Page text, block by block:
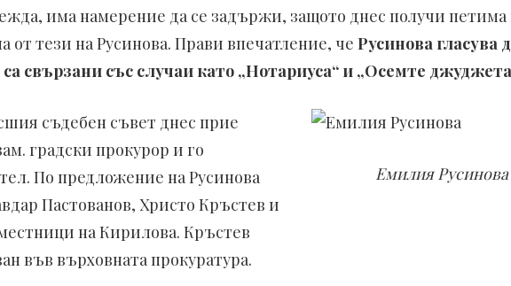
има намерение да се задържи, защото днес получи петима
от тези на Русинова. Прави впечатление, че Русинова гласува
свързани със случаи като „Нотариуса“ и „Осемте
Емилия Русинова
съдебен съвет днес прие
градски прокурор и го
По предложение на Русинова
Пастованов, Христо Кръстев и
на Кирилова. Кръстев
във върховната прокуратура.